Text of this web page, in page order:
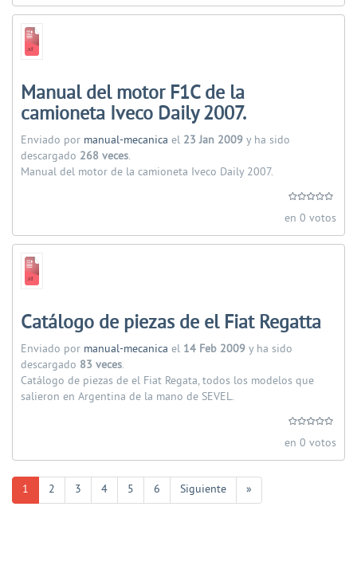
Manual del motor F1C de la
camioneta Iveco Daily 2007.
Enviado por manual-mecanica el 23 Jan 2009 y ha sido
descargado 268 veces.
Manual del motor de la camioneta Iveco Daily 2007.
en 0 votos
Catálogo de piezas de el Fiat Regatta
Enviado por manual-mecanica el 14 Feb 2009 y ha sido
descargado 83 veces.
Catálogo de piezas de el Fiat Regata, todos los modelos que
salieron en Argentina de la mano de SEVEL.
en 0 votos
1 2 3 4 5 6 Siguiente »